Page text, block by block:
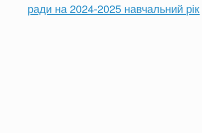
ради на 2024-2025 навчальний рік